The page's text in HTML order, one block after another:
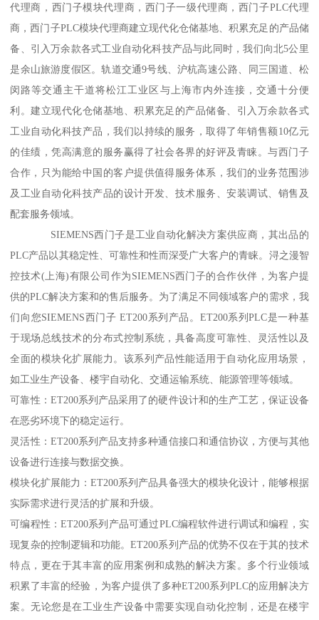
代理商，西门子模块代理商，西门子一级代理商，西门子PLC代理
商，西门子PLC模块代理商建立现代化仓储基地、积累充足的产品储
备、引入万余款各式工业自动化科技产品与此同时，我们向北5公里
是余山旅游度假区。轨道交通9号线、沪杭高速公路、同三国道、松
闵路等交通主干道将松江工业区与上海市内外连接，交通十分便
利。建立现代化仓储基地、积累充足的产品储备、引入万余款各式
工业自动化科技产品，我们以持续的服务，取得了年销售额10亿元
的佳绩，凭高满意的服务赢得了社会各界的好评及青睐。与西门子
合作，只为能给中国的客户提供值得服务体系，我们的业务范围涉
及工业自动化科技产品的设计开发、技术服务、安装调试、销售及
配套服务领域。
SIEMENS西门子是工业自动化解决方案供应商，其出品的
PLC产品以其稳定性、可靠性和性而深受广大客户的青睐。浔之漫智
控技术(上海)有限公司作为SIEMENS西门子的合作伙伴，为客户提
供的PLC解决方案和的售后服务。为了满足不同领域客户的需求，我
们向您SIEMENS西门子 ET200系列产品。ET200系列PLC是一种基
于现场总线技术的分布式控制系统，具备高度可靠性、灵活性以及
全面的模块化扩展能力。该系列产品性能适用于自动化应用场景，
如工业生产设备、楼宇自动化、交通运输系统、能源管理等领域。
可靠性：ET200系列产品采用了的硬件设计和的生产工艺，保证设备
在恶劣环境下的稳定运行。
灵活性：ET200系列产品支持多种通信接口和通信协议，方便与其他
设备进行连接与数据交换。
模块化扩展能力：ET200系列产品具备强大的模块化设计，能够根据
实际需求进行灵活的扩展和升级。
可编程性：ET200系列产品可通过PLC编程软件进行调试和编程，实
现复杂的控制逻辑和功能。ET200系列产品的优势不仅在于其的技术
特点，更在于其丰富的应用案例和成熟的解决方案。多个行业领域
积累了丰富的经验，为客户提供了多种ET200系列PLC的应用解决方
案。无论您是在工业生产设备中需要实现自动化控制，还是在楼宇